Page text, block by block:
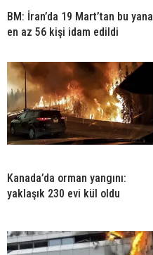
BM: İran’da 19 Mart’tan bu yana
en az 56 kişi idam edildi
Kanada’da orman yangını:
yaklaşık 230 evi kül oldu